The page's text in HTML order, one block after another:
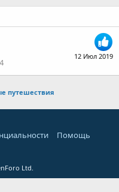
12 Июл 2019
4
путешествия
Помощь
Ltd.